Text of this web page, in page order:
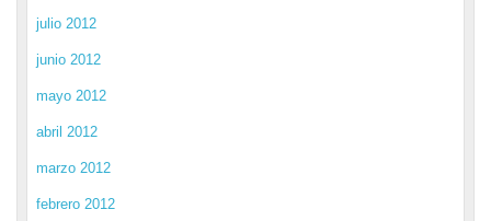
julio 2012
junio 2012
mayo 2012
abril 2012
marzo 2012
febrero 2012